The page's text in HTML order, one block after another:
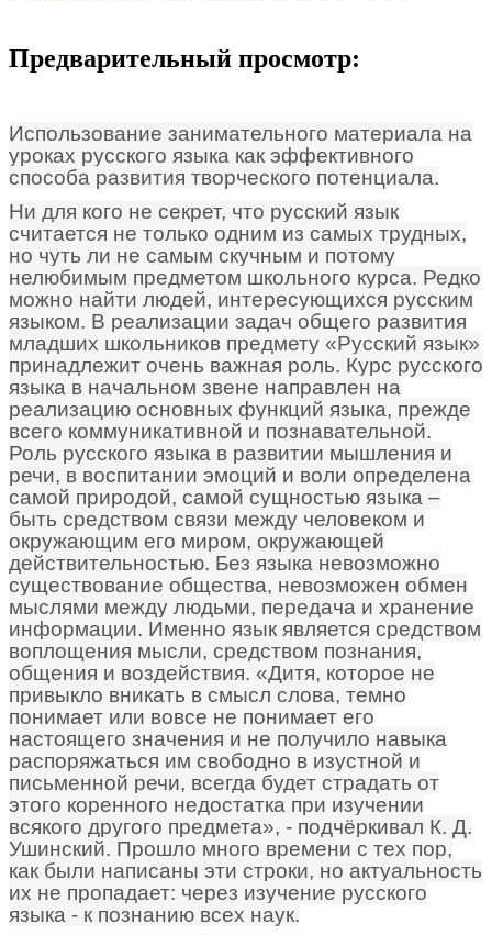
Предварительный просмотр:
Использование занимательного материала на
уроках русского языка как эффективного
способа развития творческого потенциала.
Ни для кого не секрет, что русский язык
считается не только одним из самых трудных,
но чуть ли не самым скучным и потому
нелюбимым предметом школьного курса. Редко
можно найти людей, интересующихся русским
языком. В реализации задач общего развития
младших школьников предмету «Русский язык»
принадлежит очень важная роль. Курс русского
языка в начальном звене направлен на
реализацию основных функций языка, прежде
всего коммуникативной и познавательной.
Роль русского языка в развитии мышления и
речи, в воспитании эмоций и воли определена
самой природой, самой сущностью языка –
быть средством связи между человеком и
окружающим его миром, окружающей
действительностью. Без языка невозможно
существование общества, невозможен обмен
мыслями между людьми, передача и хранение
информации. Именно язык является средством
воплощения мысли, средством познания,
общения и воздействия. «Дитя, которое не
привыкло вникать в смысл слова, темно
понимает или вовсе не понимает его
настоящего значения и не получило навыка
распоряжаться им свободно в изустной и
письменной речи, всегда будет страдать от
этого коренного недостатка при изучении
всякого другого предмета», - подчёркивал К. Д.
Ушинский. Прошло много времени с тех пор,
как были написаны эти строки, но актуальность
их не пропадает: через изучение русского
языка - к познанию всех наук.